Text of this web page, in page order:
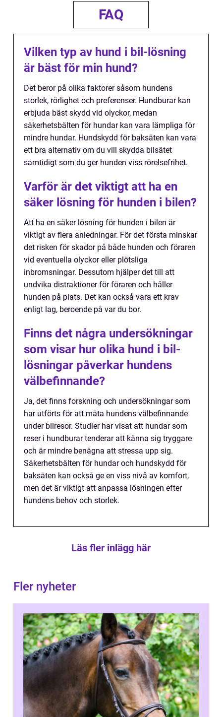
FAQ
Vilken typ av hund i bil-lösning
är bäst för min hund?
Det beror på olika faktorer såsom hundens
storlek, rörlighet och preferenser. Hundburar kan
erbjuda bäst skydd vid olyckor, medan
säkerhetsbälten för hundar kan vara lämpliga för
mindre hundar. Hundskydd för baksäten kan vara
ett bra alternativ om du vill skydda bilsätet
samtidigt som du ger hunden viss rörelsefrihet.
Varför är det viktigt att ha en
säker lösning för hunden i bilen?
Att ha en säker lösning för hunden i bilen är
viktigt av flera anledningar. För det första minskar
det risken för skador på både hunden och föraren
vid eventuella olyckor eller plötsliga
inbromsningar. Dessutom hjälper det till att
undvika distraktioner för föraren och håller
hunden på plats. Det kan också vara ett krav
enligt lag, beroende på var du bor.
Finns det några undersökningar
som visar hur olika hund i bil-
lösningar påverkar hundens
välbefinnande?
Ja, det finns forskning och undersökningar som
har utförts för att mäta hundens välbefinnande
under bilresor. Studier har visat att hundar som
reser i hundburar tenderar att känna sig tryggare
och är mindre benägna att stressa upp sig.
Säkerhetsbälten för hundar och hundskydd för
baksäten kan också ge en viss nivå av komfort,
men det är viktigt att anpassa lösningen efter
hundens behov och storlek.
Läs fler inlägg här
Fler nyheter